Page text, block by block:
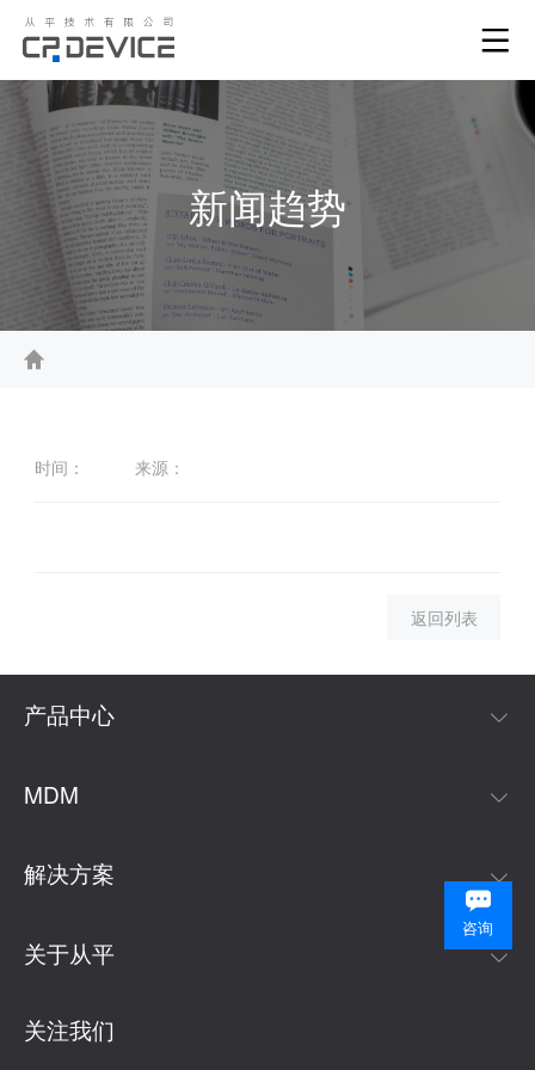
新闻趋势
时间： 来源：
返回列表
产品中心
MDM
解决方案
关于从平
关注我们
咨询